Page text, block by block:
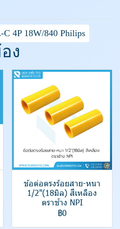
4P 18W/840 Philips
ง
ข้อต่อตรงร้อยสาย-หนา
1/2"(18มิล) สีเหลือง
ตราช้าง NPI
฿0